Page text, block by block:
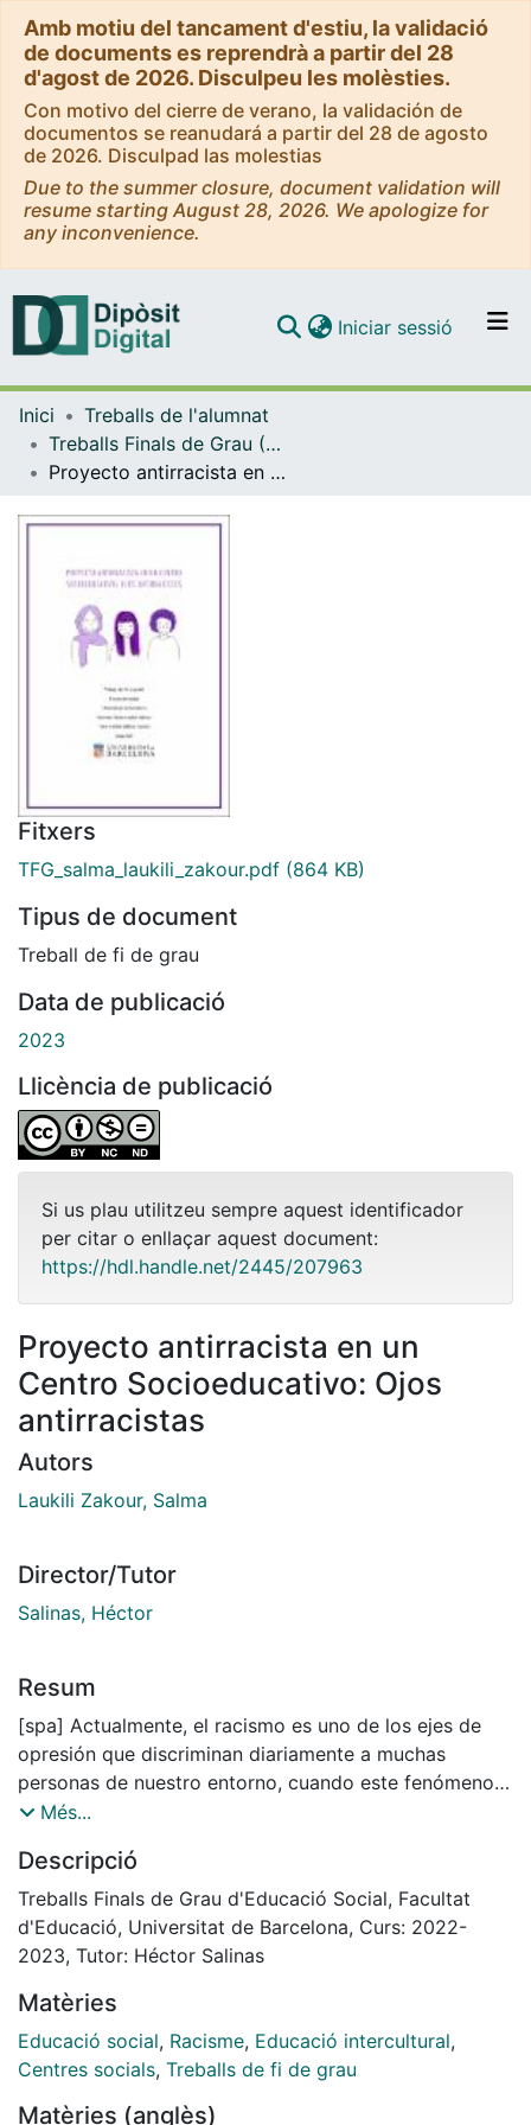
Amb motiu del tancament d'estiu, la validació
de documents es reprendrà a partir del 28
d'agost de 2026. Disculpeu les molèsties.
Con motivo del cierre de verano, la validación de
documentos se reanudará a partir del 28 de agosto
de 2026. Disculpad las molestias
Due to the summer closure, document validation will
resume starting August 28, 2026. We apologize for
any inconvenience.
Navega per tot el DD
Iniciar sessió (current)
Inici
Treballs de l'alumnat
Treballs Finals de Grau (TFG) - Educació Social
Proyecto antirracista en un Centro Socioeducativo: Ojos antirracistas
Fitxers
TFG_salma_laukili_zakour.pdf (864 KB)
Tipus de document
Treball de fi de grau
Data de publicació
2023
Llicència de publicació
Si us plau utilitzeu sempre aquest identificador
per citar o enllaçar aquest document:
https://hdl.handle.net/2445/207963
Proyecto antirracista en un
Centro Socioeducativo: Ojos
antirracistas
Autors
Laukili Zakour, Salma
Director/Tutor
Salinas, Héctor
Resum
[spa] Actualmente, el racismo es uno de los ejes de
opresión que discriminan diariamente a muchas
personas de nuestro entorno, cuando este fenómeno
se da durante la infancia sus impactos pueden ser muy
(TFG) plantea como objetivo principal promover la
educación antirracista, realizando un estudio previo
del concepto racismo, la migración, la interculturalidad
y el antirracismo en la acción socioeducativa con
social. Este trabajo pretende diseñar un proyecto en el
Centro Socioeducativo Poble Sec a partir de una
aproximación a la realidad de las personas atendidas y
Més...
Descripció
Treballs Finals de Grau d'Educació Social, Facultat
d'Educació, Universitat de Barcelona, Curs: 2022-
2023, Tutor: Héctor Salinas
Matèries
Educació social, Racisme, Educació intercultural,
Centres socials, Treballs de fi de grau
Matèries (anglès)